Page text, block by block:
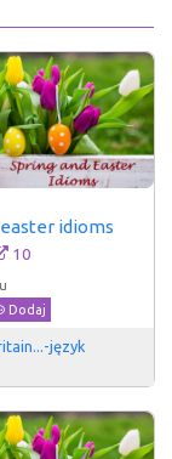
idioms
10
Dodaj
język